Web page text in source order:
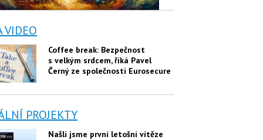
VIDEO
Coffee break: Bezpečnost
s velkým srdcem, říká Pavel
Černý ze společnosti Eurosecure
PROJEKTY
Našli jsme první letošní vítěze